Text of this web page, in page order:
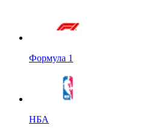
Формула 1
НБА